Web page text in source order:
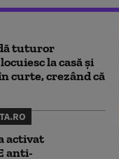
tuturor
la casă și
curte, crezând că
activat
anti-